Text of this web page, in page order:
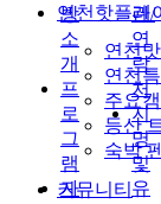
연천핫플레
연천
연천
주요
등산
숙박
커뮤니티
방
소
개
프
로
그
램
자
관/
연
락
처
지
명
및
유